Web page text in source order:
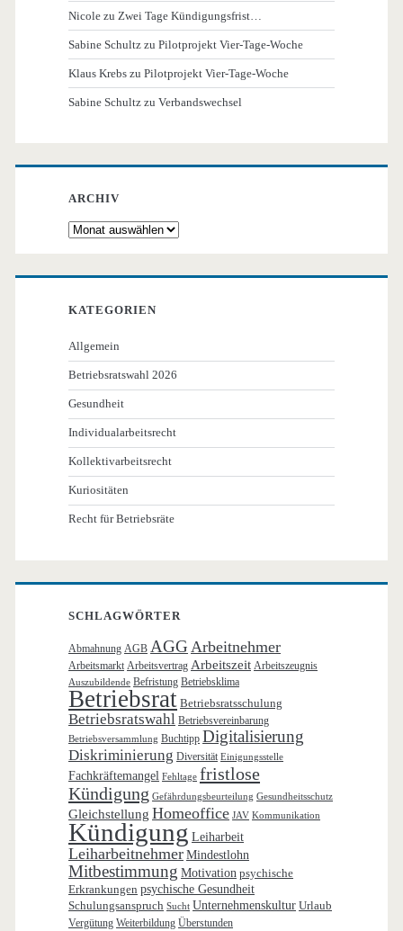
Nicole zu Zwei Tage Kündigungsfrist…
Sabine Schultz zuPilotprojekt Vier-Tage-Woche
Klaus Krebs zuPilotprojekt Vier-Tage-Woche
Sabine Schultz zuVerbandswechsel
ARCHIV
Archiv
KATEGORIEN
Allgemein
Betriebsratswahl 2026
Gesundheit
Individualarbeitsrecht
Kollektivarbeitsrecht
Kuriositäten
Recht für Betriebsräte
SCHLAGWÖRTER
Abmahnung AGB AGG Arbeitnehmer
Arbeitsmarkt Arbeitsvertrag Arbeitszeit Arbeitszeugnis
Auszubildende Befristung Betriebsklima
Betriebsrat Betriebsratsschulung
Betriebsratswahl Betriebsvereinbarung
Betriebsversammlung Buchtipp Digitalisierung
Diskriminierung Diversität Einigungsstelle
Fachkräftemangel Fehltage fristlose
Kündigung Gefährdungsbeurteilung Gesundheitsschutz
Gleichstellung Homeoffice JAV Kommunikation
Kündigung Leiharbeit
Leiharbeitnehmer Mindestlohn
Mitbestimmung Motivation psychische
Erkrankungen psychische Gesundheit
Schulungsanspruch Sucht Unternehmenskultur Urlaub
Vergütung Weiterbildung Überstunden